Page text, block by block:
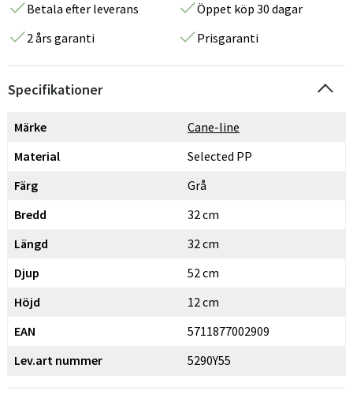
Betala efter leverans
Öppet köp 30 dagar
2 års garanti
Prisgaranti
Specifikationer
Märke
Cane-line
Material
Selected PP
Färg
Grå
Bredd
32 cm
Längd
32 cm
Djup
52 cm
Höjd
12 cm
EAN
5711877002909
Lev.art nummer
5290Y55